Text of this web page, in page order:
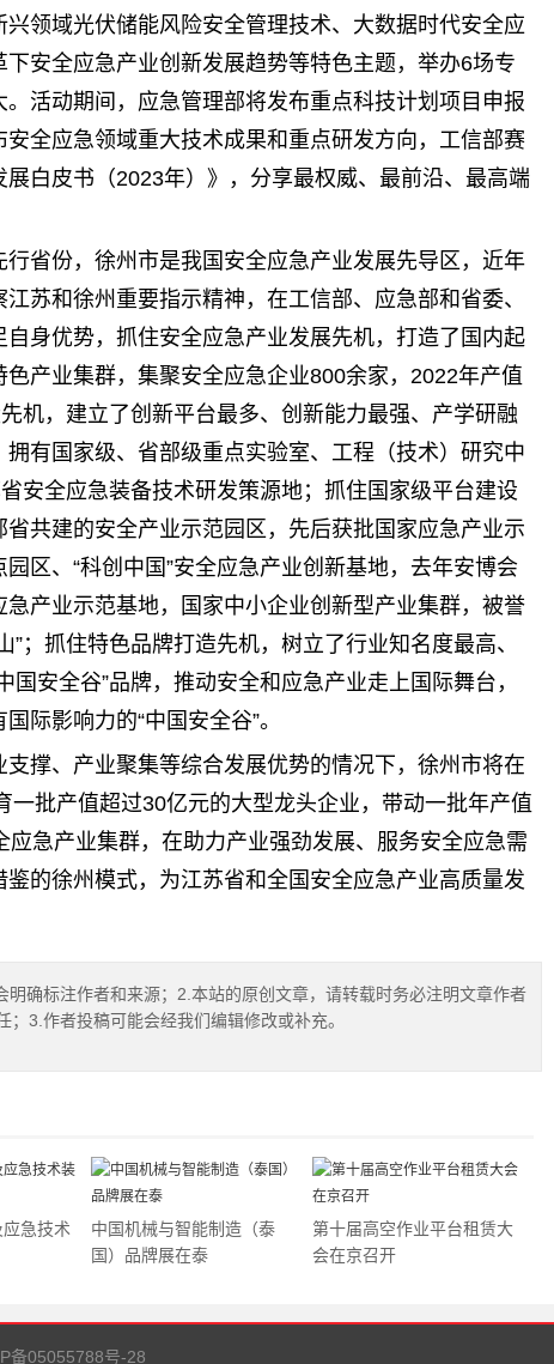
领域光伏储能风险安全管理技术、大数据时代安全应
安全应急产业创新发展趋势等特色主题，举办6场专
活动期间，应急管理部将发布重点科技计划项目申报
全应急领域重大技术成果和重点研发方向，工信部赛
白皮书（2023年）》，分享最权威、最前沿、最高端
省份，徐州市是我国安全应急产业发展先导区，近年
苏和徐州重要指示精神，在工信部、应急部和省委、
身优势，抓住安全应急产业发展先机，打造了国内起
产业集群，集聚安全应急企业800余家，2022年产值
机，建立了创新平台最多、创新能力最强、产学研融
有国家级、省部级重点实验室、工程（技术）研究中
安全应急装备技术研发策源地；抓住国家级平台建设
共建的安全产业示范园区，先后获批国家应急产业示
区、“科创中国”安全应急产业创新基地，去年安博会
产业示范基地，国家中小企业创新型产业集群，被誉
；抓住特色品牌打造先机，树立了行业知名度最高、
安全谷”品牌，推动安全和应急产业走上国际舞台，
际影响力的“中国安全谷”。
撑、产业聚集等综合发展优势的情况下，徐州市将在
一批产值超过30亿元的大型龙头企业，带动一批年产值
急产业集群，在助力产业强劲发展、服务安全应急需
的徐州模式，为江苏省和全国安全应急产业高质量发
确标注作者和来源；2.本站的原创文章，请转载时务必注明文章作者
3.作者投稿可能会经我们编辑修改或补充。
急技术
中国机械与智能制造（泰
国）品牌展在泰
第十届高空作业平台租赁大
会在京召开
备05055788号-28